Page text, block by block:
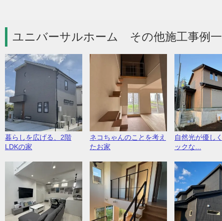
ユニバーサルホーム その他施工事例
暮らしを広げる、2階
LDKの家
ネコちゃんのことを考え
たお家
自然光が優し
ックな...